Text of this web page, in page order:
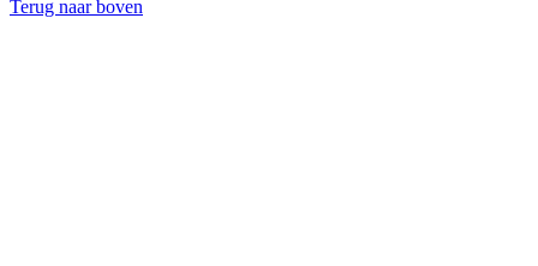
Terug naar boven